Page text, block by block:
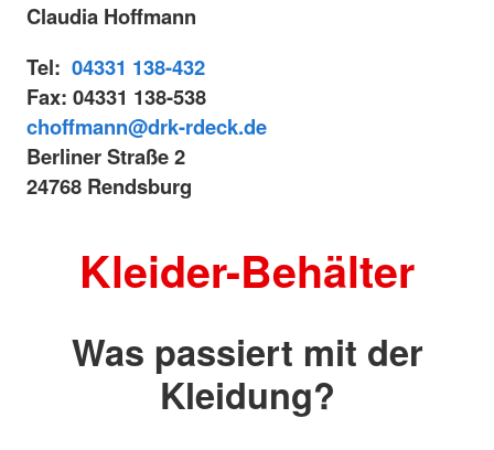
Claudia Hoffmann
Tel: 04331 138-432
Fax: 04331 138-538
choffmann@drk-rdeck.de
Berliner Straße 2
24768 Rendsburg
Kleider-Behälter
Was passiert mit der
Kleidung?